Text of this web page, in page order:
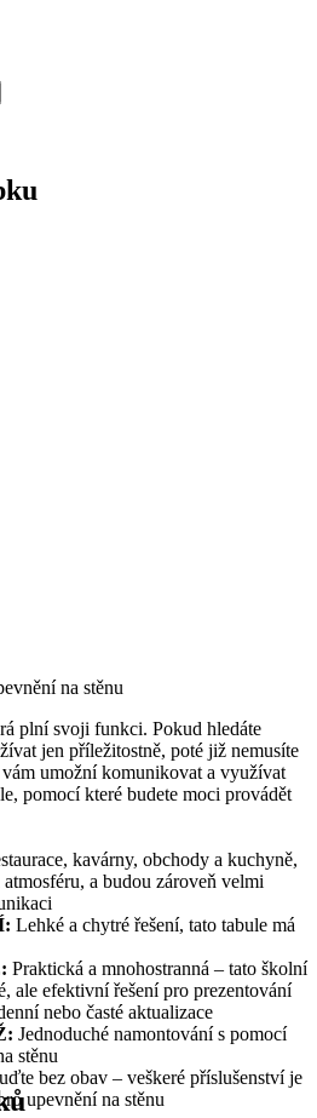
na stěnu
plní svoji funkci. Pokud hledáte
jen příležitostně, poté již nemusíte
umožní komunikovat a využívat
pomocí které budete moci provádět
kavárny, obchody a kuchyně,
a budou zároveň velmi
Lehké a chytré řešení, tato tabule má
Praktická a mnohostranná – tato školní
ale efektivní řešení pro prezentování
nebo časté aktualizace
Jednoduché namontování s pomocí
stěnu
bez obav – veškeré příslušenství je
upevnění na stěnu